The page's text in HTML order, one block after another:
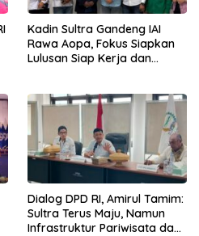
Kadin Sultra Gandeng IAI
Rawa Aopa, Fokus Siapkan
Lulusan Siap Kerja dan
Dialog DPD RI, Amirul Tamim:
Sultra Terus Maju, Namun
Infrastruktur Pariwisata dan